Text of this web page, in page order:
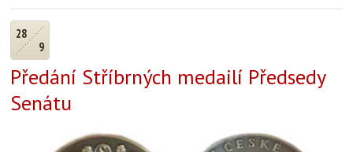
28
9
Předání Stříbrných medailí Předsedy
Senátu